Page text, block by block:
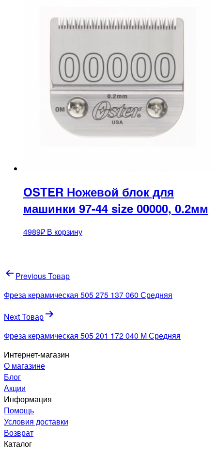
OSTER Ножевой блок для
машинки 97-44 size 00000, 0.2мм
4989₽ В корзину
Навигация
по
записям
Previous Товар
Фреза керамическая 505 275 137 060 Средняя
Next Товар
Фреза керамическая 505 201 172 040 M Средняя
Интернет-магазин
О магазине
Блог
Акции
Информация
Помощь
Условия доставки
Возврат
Каталог